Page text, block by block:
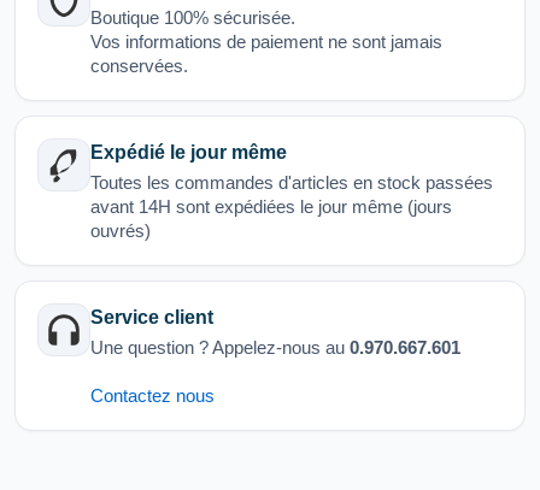
Boutique 100% sécurisée.
Vos informations de paiement ne sont jamais
conservées.
Expédié le jour même
Toutes les commandes d'articles en stock passées
avant 14H sont expédiées le jour même (jours
ouvrés)
Service client
Une question ? Appelez-nous au 0.970.667.601
Contactez nous